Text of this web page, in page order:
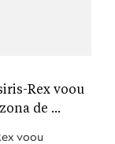
voou